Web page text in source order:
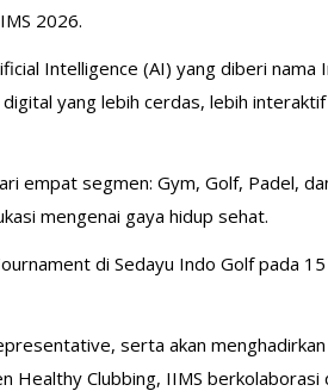
2026.
Intelligence (AI) yang diberi nama
yang lebih cerdas, lebih
empat segmen: Gym, Golf, Padel,
mengenai gaya hidup sehat.
di Sedayu Indo Golf pada 15
serta akan
Healthy Clubbing, IIMS berkolaborasi